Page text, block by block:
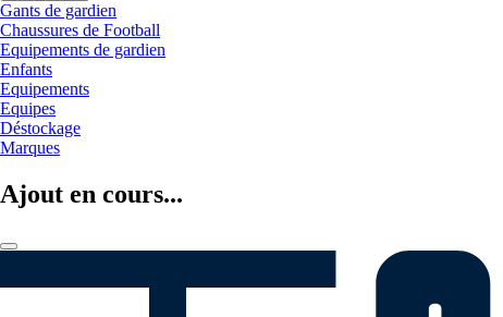
Gants de gardien
Chaussures de Football
Equipements de gardien
Enfants
Equipements
Equipes
Déstockage
Marques
Ajout en cours...